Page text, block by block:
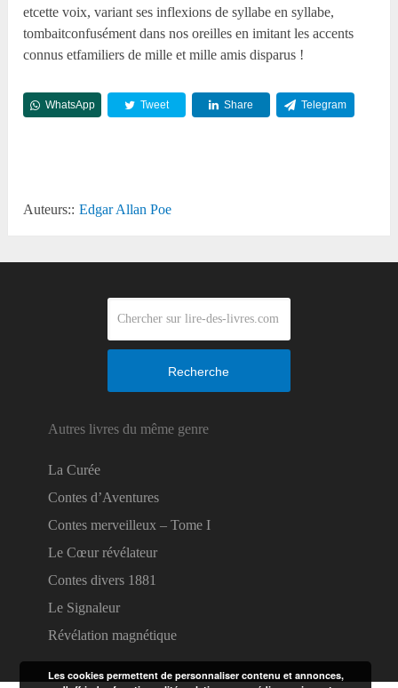
etcette voix, variant ses inflexions de syllabe en syllabe,
tombaitconfusément dans nos oreilles en imitant les accents
connus etfamiliers de mille et mille amis disparus !
WhatsApp Tweet Share Telegram
Auteurs:: Edgar Allan Poe
Recherche
Autres livres du même genre
La Curée
Contes d’Aventures
Contes merveilleux – Tome I
Le Cœur révélateur
Contes divers 1881
Le Signaleur
Révélation magnétique
Les cookies permettent de personnaliser contenu et annonces,